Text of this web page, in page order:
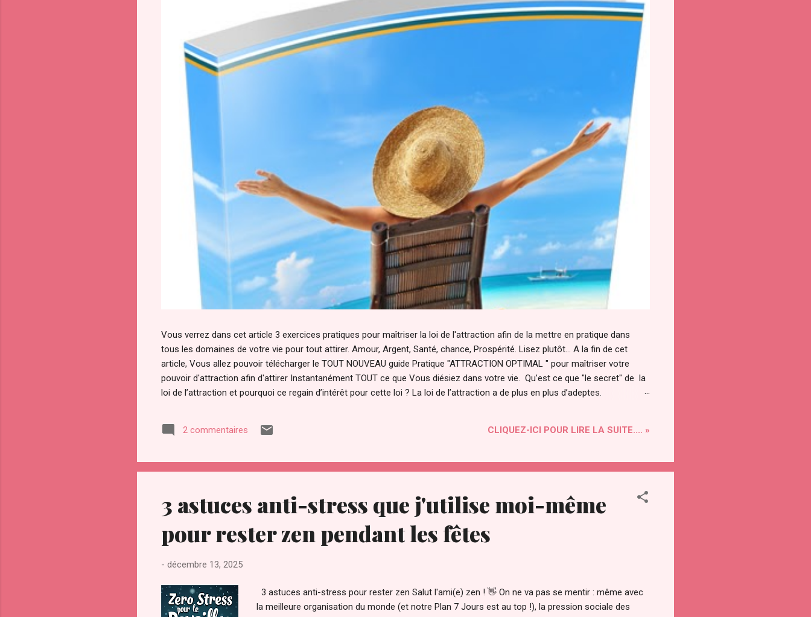
Vous verrez dans cet article 3 exercices pratiques pour maîtriser la loi de l'attraction afin de la mettre en pratique dans
tous les domaines de votre vie pour tout attirer. Amour, Argent, Santé, chance, Prospérité. Lisez plutôt... A la fin de cet
article, Vous allez pouvoir télécharger le TOUT NOUVEAU guide Pratique "ATTRACTION OPTIMAL " pour maîtriser votre
pouvoir d'attraction afin d'attirer Instantanément TOUT ce que Vous diésiez dans votre vie. Qu’est ce que "le secret" de la
loi de l’attraction et pourquoi ce regain d’intérêt pour cette loi ? La loi de l’attraction a de plus en plus d’adeptes.
convoité depuis la nuit des temps par des personnes éclairées pour maîtriser les lois et le fonctionnement de l’univers. On
l’a ardemment convoité, volé même. Il a été compris par certains savants dont Gali...
2 commentaires CLIQUEZ-ICI POUR LIRE LA SUITE.... »
3 astuces anti-stress que j'utilise moi-même
pour rester zen pendant les fêtes
- décembre 13, 2025
3 astuces anti-stress pour rester zen Salut l'ami(e) zen ! 👋 On ne va pas se mentir : même avec
la meilleure organisation du monde (et notre Plan 7 Jours est au top !), la pression sociale des